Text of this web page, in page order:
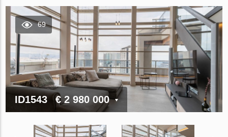
69
ID1543 € 2 980 000